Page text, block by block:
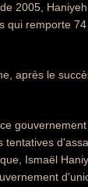
2005,
qui remporte
après le
Ismaël